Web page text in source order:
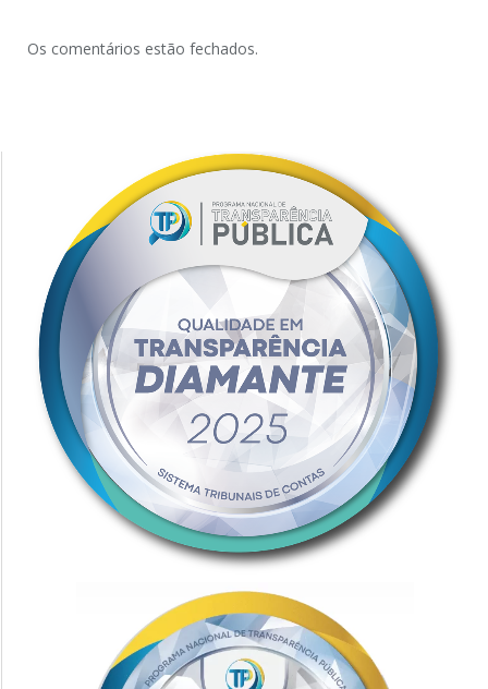
Os comentários estão fechados.